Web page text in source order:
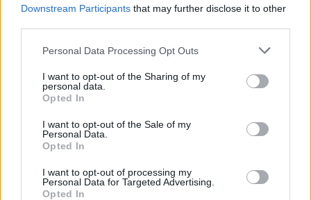
Downstream Participants that may further disclose it to other
Personal Data Processing Opt Outs
I want to opt-out of the Sharing of my
personal data.
Opted In
I want to opt-out of the Sale of my
Personal Data.
Opted In
I want to opt-out of processing my
Personal Data for Targeted Advertising.
Opted In
Télécharger le fichier 116-timbal
and-apologize_(feat_one_republ
ic).mp3